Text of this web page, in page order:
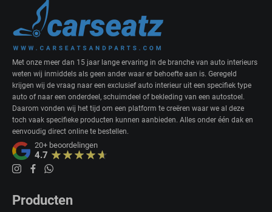
Met onze meer dan 15 jaar lange ervaring in de branche van auto interieurs
weten wij inmiddels als geen ander waar er behoefte aan is. Geregeld
krijgen wij de vraag naar een exclusief auto interieur uit een specifiek type
auto of naar een onderdeel, schuimdeel of bekleding van een autostoel.
Daarom vonden wij het tijd om een platform te creëren waar we al deze
toch vaak specifieke producten kunnen aanbieden. Alles onder één dak en
eenvoudig direct online te bestellen.
20+ beoordelingen
4.7
Producten